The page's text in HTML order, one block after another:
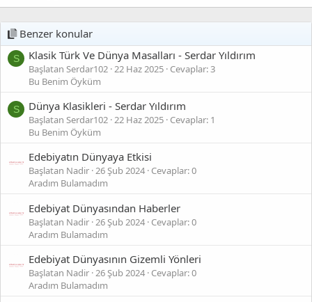
Benzer konular
S Klasik Türk Ve Dünya Masalları - Serdar Yıldırım
Başlatan Serdar102 22 Haz 2025 Cevaplar: 3
Bu Benim Öyküm
S Dünya Klasikleri - Serdar Yıldırım
Başlatan Serdar102 22 Haz 2025 Cevaplar: 1
Bu Benim Öyküm
Edebiyatın Dünyaya Etkisi
Başlatan Nadir 26 Şub 2024 Cevaplar: 0
Aradım Bulamadım
Edebiyat Dünyasından Haberler
Başlatan Nadir 26 Şub 2024 Cevaplar: 0
Aradım Bulamadım
Edebiyat Dünyasının Gizemli Yönleri
Başlatan Nadir 26 Şub 2024 Cevaplar: 0
Aradım Bulamadım